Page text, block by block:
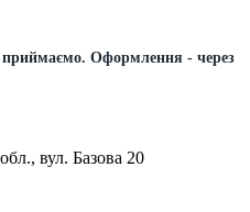
Оформлення - через
вул. Базова 20